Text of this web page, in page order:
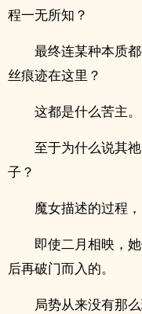
程一无所知？
最终连某种本质
丝痕迹在这里？
这都是什么苦主。
至于为什么说其
子？
魔女描述的过程
即使二月相映，
后再破门而入的。
局势从来没有那